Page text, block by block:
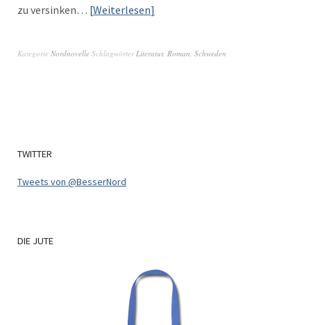
zu versinken… Weit­er­lesen
Kategorie Nordnovelle Schlagwörter Literatur, Roman Schweden
TWITTER
Tweets von @BesserNord
DIE JUTE